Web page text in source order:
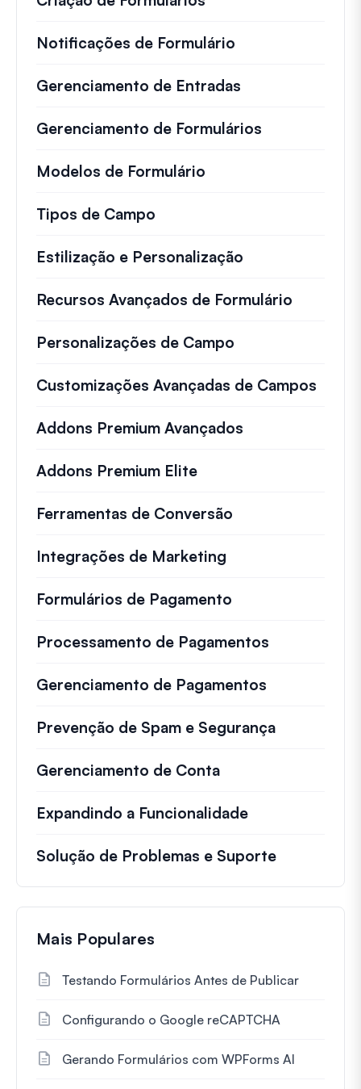
Notificações de Formulário
Gerenciamento de Entradas
Gerenciamento de Formulários
Modelos de Formulário
Tipos de Campo
Estilização e Personalização
Recursos Avançados de Formulário
Personalizações de Campo
Customizações Avançadas de Campos
Addons Premium Avançados
Addons Premium Elite
Ferramentas de Conversão
Integrações de Marketing
Formulários de Pagamento
Processamento de Pagamentos
Gerenciamento de Pagamentos
Prevenção de Spam e Segurança
Gerenciamento de Conta
Expandindo a Funcionalidade
Solução de Problemas e Suporte
Mais Populares
Testando Formulários Antes de Publicar
Configurando o Google reCAPTCHA
Gerando Formulários com WPForms AI